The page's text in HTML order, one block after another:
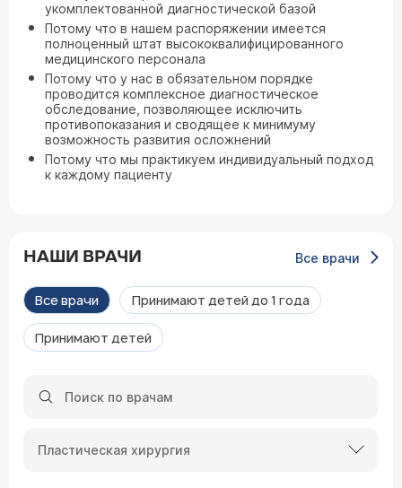
укомплектованной диагностической базой
Потому что в нашем распоряжении имеется
полноценный штат высококвалифицированного
медицинского персонала
Потому что у нас в обязательном порядке
проводится комплексное диагностическое
обследование, позволяющее исключить
противопоказания и сводящее к минимуму
возможность развития осложнений
Потому что мы практикуем индивидуальный подход
к каждому пациенту
НАШИ ВРАЧИ Все врачи
Все врачи Принимают детей до 1 года
Принимают детей
Пластическая хирургия